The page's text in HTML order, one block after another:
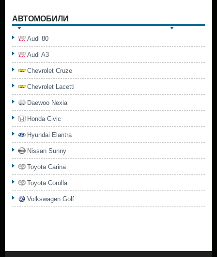
АВТОМОБИЛИ
Audi 80
Audi A3
Chevrolet Cruze
Chevrolet Lacetti
Daewoo Nexia
Honda Civic
Hyundai Elantra
Nissan Sunny
Toyota Carina
Toyota Corolla
Volkswagen Golf